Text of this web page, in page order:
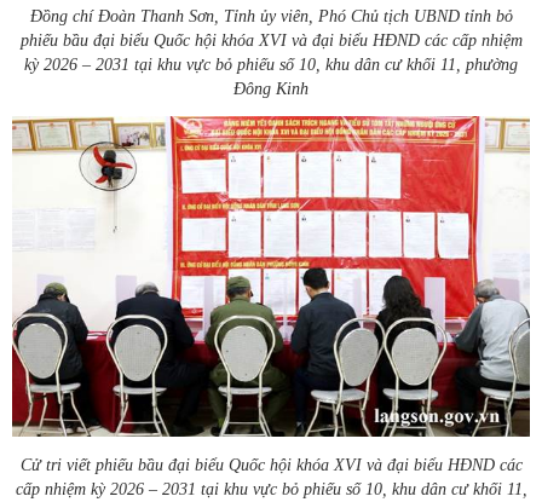
Đồng chí Đoàn Thanh Sơn, Tỉnh ủy viên, Phó Chủ tịch UBND tỉnh bỏ
phiếu bầu đại biểu Quốc hội khóa XVI và đại biểu HĐND các cấp nhiệm
kỳ 2026 – 2031 tại khu vực bỏ phiếu số 10, khu dân cư khối 11, phường
Đông Kinh
Cử tri viết phiếu bầu đại biểu Quốc hội khóa XVI và đại biểu HĐND các
cấp nhiệm kỳ 2026 – 2031 tại khu vực bỏ phiếu số 10, khu dân cư khối 11,